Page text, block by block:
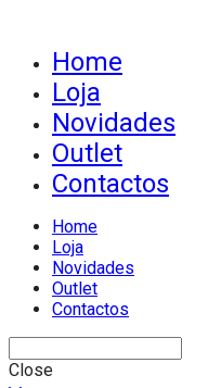
Home
Loja
Novidades
Outlet
Contactos
Home
Loja
Novidades
Outlet
Contactos
Close